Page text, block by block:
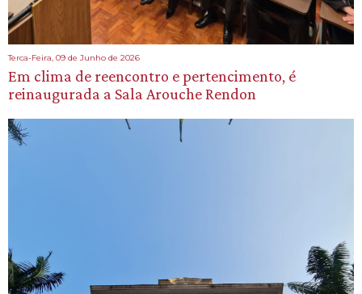
Terca-Feira, 09 de Junho de 2026
Em clima de reencontro e pertencimento, é
reinaugurada a Sala Arouche Rendon